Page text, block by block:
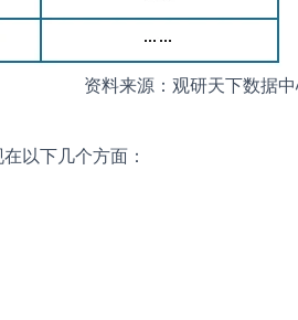
资料来源：观研天下数据
以下几个方面：